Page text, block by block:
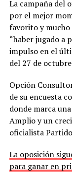
La campaña del
por el mejor
favorito y
“haber jugado a
impulso en el
del 27 de
Opción
de su encuesta
donde marca
Amplio y un
oficialista
La oposición
para ganar en